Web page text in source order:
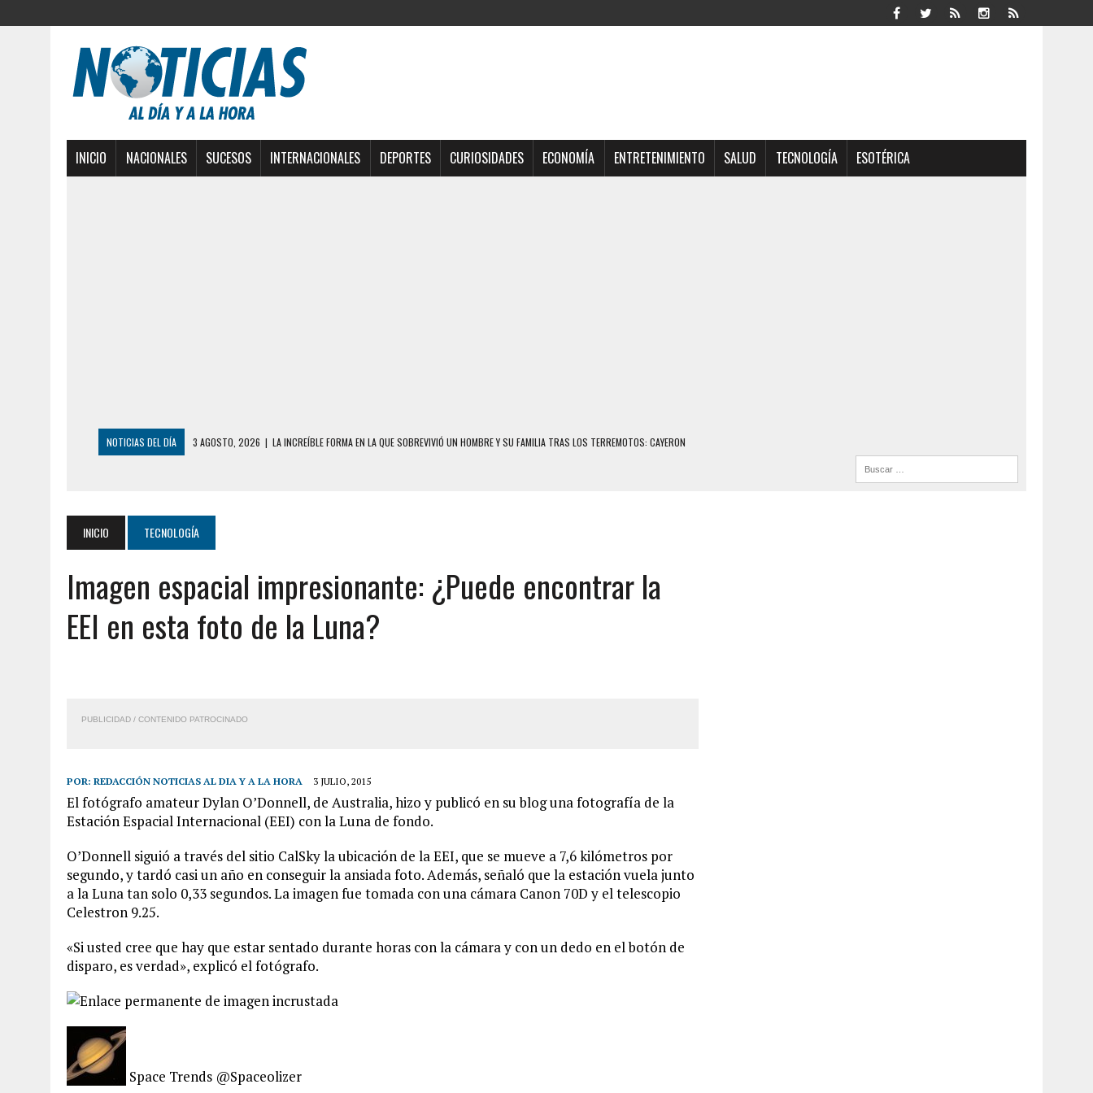
INICIO NACIONALES SUCESOS INTERNACIONALES DEPORTES CURIOSIDADES ECONOMÍA ENTRETENIMIENTO SALUD TECNOLOGÍA ESOTÉRICA
NOTICIAS DEL DÍA 3 AGOSTO, 2026 | LA INCREÍBLE FORMA EN LA QUE SOBREVIVIÓ UN HOMBRE Y SU FAMILIA TRAS LOS TERREMOTOS: CAYERON
AYUDABA A PERSONAS EN SITUACIÓN DE CALLE Y MURIÓ A MANOS DE VARIOS DE ELLOS EN MATURÍN
2 AGOSTO, 2026 | COLAPSÓ TECHO DE UNA VIVIENDA EN EL CENTRO DE CARACAS CON MÁS DE 20 PERSONAS ADENTRO
FALCÓN: MUJER ATACÓ CON UN CUCHILLO A SUS HIJOS, UNO PERDIÓ LA VIDA
6 AGOSTO, 2026 | MISTERIOSA MUERTE DE MODELO EN MONAGAS: HALLARON EL CUERPO DENTRO DE SU CASA
6 AGOSTO, 2026
| BARINAS: ADOLESCENTE SE QUITÓ LA VIDA TRAS SER ACOSADA Y ABUSADA POR LA PAREJA DE SU ABUELA
INICIO TECNOLOGÍA
Imagen espacial impresionante: ¿Puede encontrar la
EEI en esta foto de la Luna?
PUBLICIDAD / CONTENIDO PATROCINADO
POR: REDACCIÓN NOTICIAS AL DIA Y A LA HORA 3 JULIO, 2015
El fotógrafo amateur Dylan O’Donnell, de Australia, hizo y publicó en su blog una fotografía de la
Estación Espacial Internacional (EEI) con la Luna de fondo.
O’Donnell siguió a través del sitio CalSky la ubicación de la EEI, que se mueve a 7,6 kilómetros por
segundo, y tardó casi un año en conseguir la ansiadafoto. Además, señaló que la estación vuela junto
a la Luna tan solo 0,33 segundos. Laimagenfue tomada con una cámara Canon 70D y el telescopio
Celestron 9.25.
«Si usted cree que hay que estar sentado durante horas con la cámara y con un dedo en el botón de
disparo, es verdad», explicó el fotógrafo.
Space Trends @Spaceolizer